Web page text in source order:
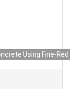
Using Fine-